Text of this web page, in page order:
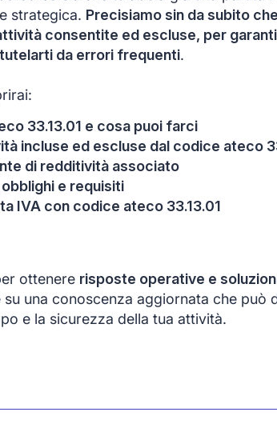
strategica. Precisiamo sin da subito
consentite ed escluse, per
da errori frequenti.
33.13.01 e cosa puoi farci
incluse ed escluse dal codice ateco
di redditività associato
e requisiti
IVA con codice ateco 33.13.01
ottenere risposte operative e
su una conoscenza aggiornata che può
e la sicurezza della tua attività.